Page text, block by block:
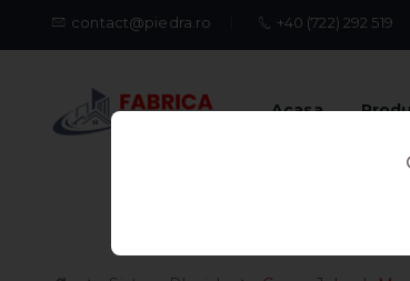
contact@piedra.ro +40 (722) 292 519
Acasa